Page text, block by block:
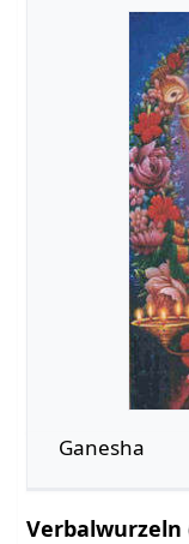
Ganesha
Verbalwurzeln